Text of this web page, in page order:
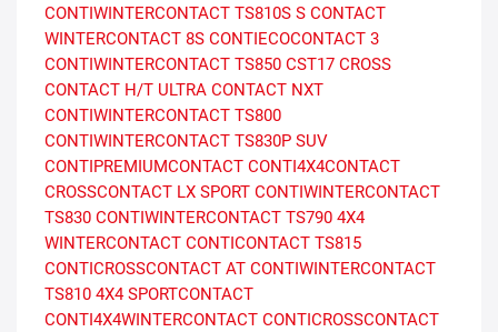
CONTIWINTERCONTACT TS810S S CONTACT
WINTERCONTACT 8S CONTIECOCONTACT 3
CONTIWINTERCONTACT TS850 CST17 CROSS
CONTACT H/T ULTRA CONTACT NXT
CONTIWINTERCONTACT TS800
CONTIWINTERCONTACT TS830P SUV
CONTIPREMIUMCONTACT CONTI4X4CONTACT
CROSSCONTACT LX SPORT CONTIWINTERCONTACT
TS830 CONTIWINTERCONTACT TS790 4X4
WINTERCONTACT CONTICONTACT TS815
CONTICROSSCONTACT AT CONTIWINTERCONTACT
TS810 4X4 SPORTCONTACT
CONTI4X4WINTERCONTACT CONTICROSSCONTACT